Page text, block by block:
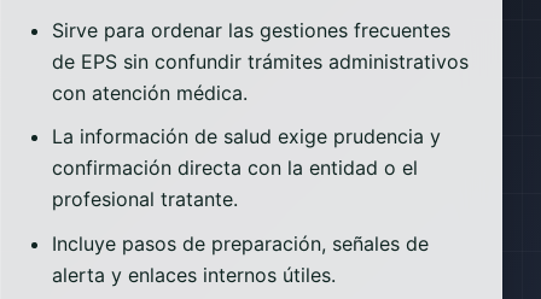
Sirve para ordenar las gestiones frecuentes
de EPS sin confundir trámites administrativos
con atención médica.
La información de salud exige prudencia y
confirmación directa con la entidad o el
profesional tratante.
Incluye pasos de preparación, señales de
alerta y enlaces internos útiles.